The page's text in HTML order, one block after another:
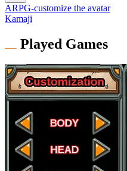
ARPG-customize the avatar
Kamaji
Played Games